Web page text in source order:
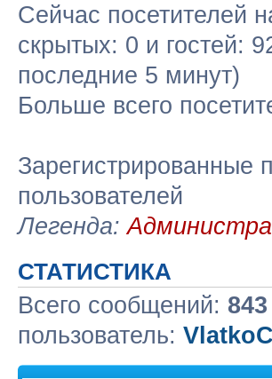
Сейчас посетителей
скрытых: 0 и гостей:
последние 5 минут)
Больше всего
Зарегистрированные
пользователей
Легенда:
СТАТИСТИКА
Всего сообщений: 843
пользователь: